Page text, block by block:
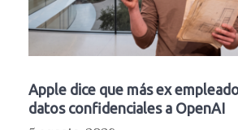
Apple dice que más ex
datos confidenciales a OpenAI